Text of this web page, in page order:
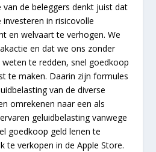
van de beleggers denkt juist dat
in risicovolle
en welvaart te verhogen. We
en dat we ons zonder
te redden, snel goedkoop
te maken. Daarin zijn formules
van de diverse
omrekenen naar een als
geluidbelasting vanwege
goedkoop geld lenen te
te verkopen in de Apple Store.